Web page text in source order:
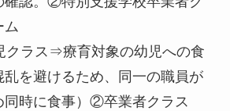
ム
ラス⇒療育対象の幼児への食
を避けるため、同一の職員が
同時に食事）②卒業者クラス